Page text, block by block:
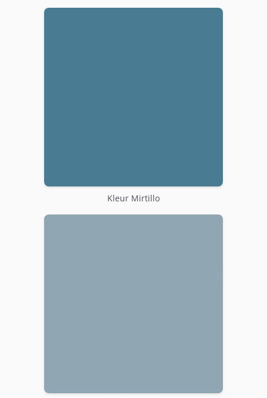
Kleur Mirtillo